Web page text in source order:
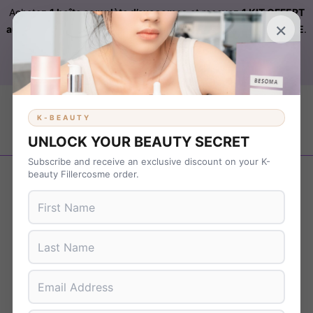
Achetez1 boîte complète d’exosomeset recevez1 KIT OFFERT
automatiquement ajouté à votre commande sur FILLERCOSME.
Livraison OFFERTE KBEAUTYdès 899 € d’achat. Code :
B37NS7T9
Revenir en arrière
CARBON GEL 80ML
×
K-BEAUTY
UNLOCK YOUR BEAUTY SECRET
Subscribe and receive an exclusive discount on your K-
beauty Fillercosme order.